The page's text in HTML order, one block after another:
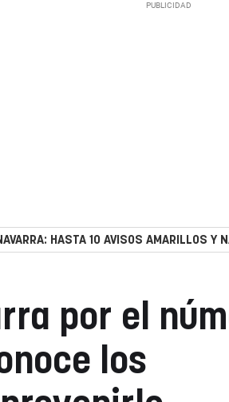
HASTA 10 AVISOS AMARILLOS Y
por el
los